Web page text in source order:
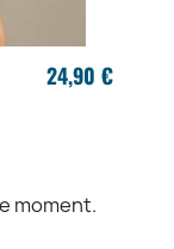
24,90 €
moment.